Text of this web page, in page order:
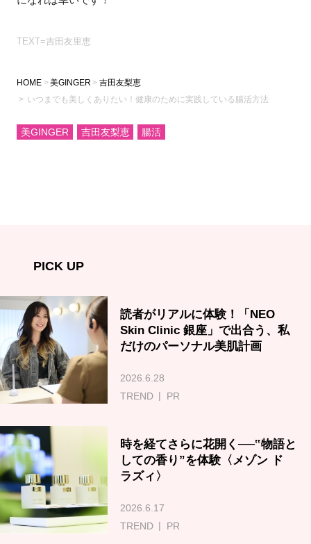
TEXT=吉田友里恵
HOME 美GINGER
吉田友梨恵
いつまでも美しくありたい！健康のために実践している腸活方法
美GINGER 吉田友梨恵 腸活
PICK UP
読者がリアルに体験！「NEO
Skin Clinic 銀座」で出合う、私
だけのパーソナル美肌計画
2026.6.28
TREND
PR
時を経てさらに花開く──‟物語と
しての香り”を体験〈メゾン ド
ラズィ〉
2026.6.17
TREND
PR